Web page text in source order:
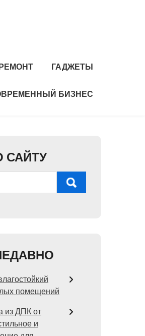
ГАДЖЕТЫ
БИЗНЕС
САЙТУ
помещений
из ДПК от
и